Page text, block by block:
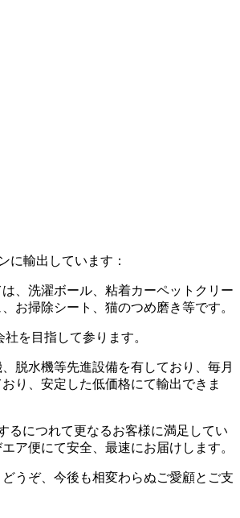
輸出しています：
、洗濯ボール、粘着カーペットクリー
お掃除シート、猫のつめ磨き等です。
を目指して参ります。
脱水機等先進設備を有しており、毎月
り、安定した低価格にて輸出できま
につれて更なるお客様に満足してい
ア便にて安全、最速にお届けします。
うぞ、今後も相変わらぬご愛顧とご支